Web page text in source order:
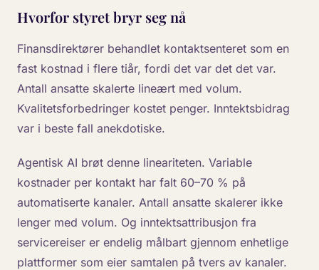
Hvorfor styret bryr seg nå
Finansdirektører behandlet kontaktsenteret som en
fast kostnad i flere tiår, fordi det var det det var.
Antall ansatte skalerte lineært med volum.
Kvalitetsforbedringer kostet penger. Inntektsbidrag
var i beste fall anekdotiske.
Agentisk AI brøt denne lineariteten. Variable
kostnader per kontakt har falt 60–70 % på
automatiserte kanaler. Antall ansatte skalerer ikke
lenger med volum. Og inntektsattribusjon fra
servicereiser er endelig målbart gjennom enhetlige
plattformer som eier samtalen på tvers av kanaler.